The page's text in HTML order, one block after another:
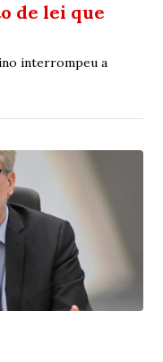
de lei que
interrompeu a